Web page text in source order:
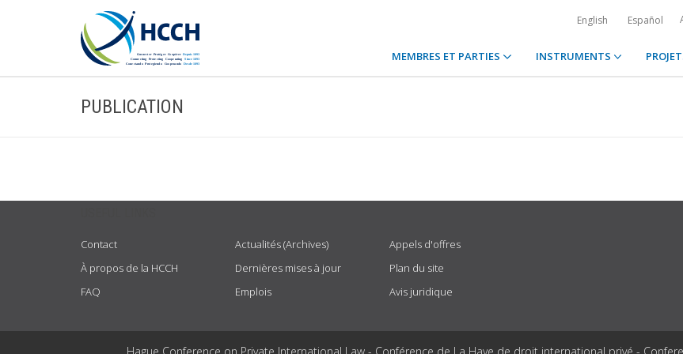
English Español
MEMBRES ET PARTIES INSTRUMENTS
PUBLICATION
Contact
À propos de la HCCH
FAQ
Actualités (Archives)
Dernières mises à jour
Emplois
Appels d'offres
Plan du site
Avis juridique